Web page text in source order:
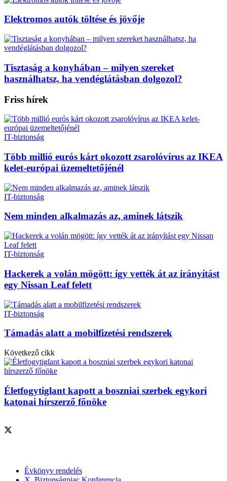
Elektromos autók töltése és jövője
Tisztaság a konyhában – milyen szereket
használhatsz, ha vendéglátásban dolgozol?
Friss hírek
IT-biztonság
Több millió eurós kárt okozott zsarolóvírus az IKEA
kelet-európai üzemeltetőjénél
IT-biztonság
Nem minden alkalmazás az, aminek látszik
IT-biztonság
Hackerek a volán mögött: így vették át az irányítást
egy Nissan Leaf felett
IT-biztonság
Támadás alatt a mobilfizetési rendszerek
Következő cikk
Életfogytiglant kapott a boszniai szerbek egykori
katonai hírszerző főnöke
Évkönyv rendelés